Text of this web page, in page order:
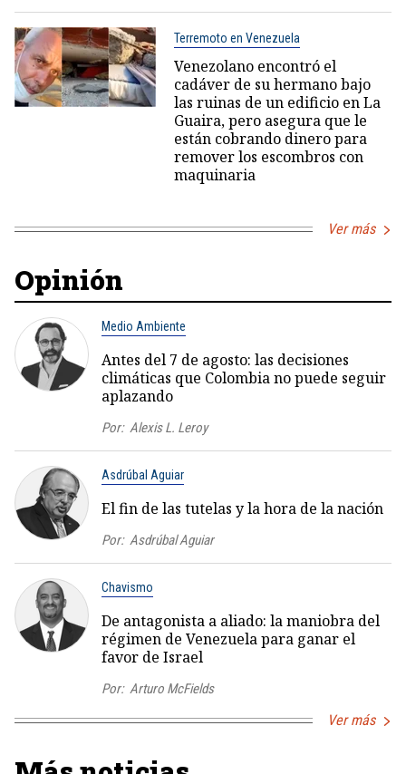
Terremoto en Venezuela
Venezolano encontró el
cadáver de su hermano bajo
las ruinas de un edificio en La
Guaira, pero asegura que le
están cobrando dinero para
remover los escombros con
maquinaria
Ver más
Opinión
Medio Ambiente
Antes del 7 de agosto: las decisiones
climáticas que Colombia no puede seguir
aplazando
Por: Alexis L. Leroy
Asdrúbal Aguiar
El fin de las tutelas y la hora de la nación
Por: Asdrúbal Aguiar
Chavismo
De antagonista a aliado: la maniobra del
régimen de Venezuela para ganar el
favor de Israel
Por: Arturo McFields
Ver más